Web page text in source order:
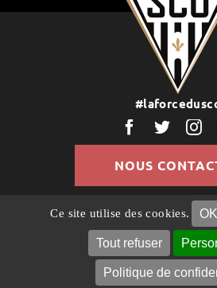
Ce site utilise des cookies.
Tout refuser
Politique de
NOUS
© Copyright 2022 | Tous droits
Confidentialité
Mentions
cookies